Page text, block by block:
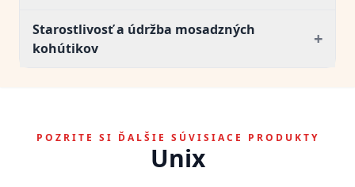
Starostlivosť a údržba mosadzných
kohútikov
+
POZRITE SI ĎALŠIE SÚVISIACE PRODUKTY
Unix